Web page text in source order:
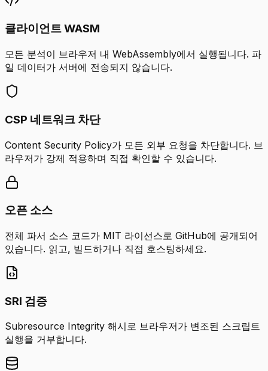
클라이언트 WASM
모든 분석이 브라우저 내 WebAssembly에서 실행됩니다. 파
일 데이터가 서버에 전송되지 않습니다.
CSP 네트워크 차단
Content Security Policy가 모든 외부 요청을 차단합니다. 브
라우저가 강제 적용하며 직접 확인할 수 있습니다.
오픈 소스
전체 파서 소스 코드가 MIT 라이선스로 GitHub에 공개되어
있습니다. 읽고, 빌드하거나 직접 호스팅하세요.
SRI 검증
Subresource Integrity 해시로 브라우저가 변조된 스크립트
실행을 거부합니다.